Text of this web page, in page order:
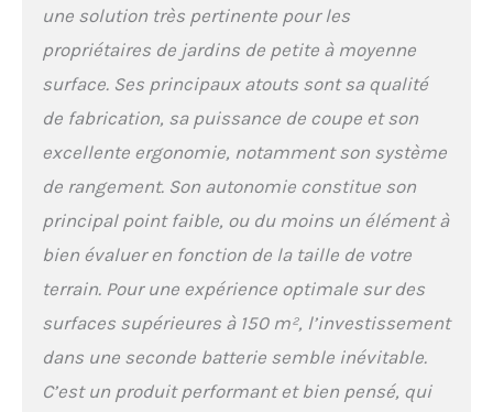
Parfaite pour les petits
jardins urbains ou les
zones étroites à
entretenir
3 ans (2 + 1 offert)
sous réserve
30 jours sur worx-
europe.com
une solution très pertinente pour les
propriétaires de jardins de petite à moyenne
surface. Ses principaux atouts sont sa qualité
de fabrication, sa puissance de coupe et son
excellente ergonomie, notamment son système
de rangement. Son autonomie constitue son
principal point faible, ou du moins un élément à
bien évaluer en fonction de la taille de votre
terrain. Pour une expérience optimale sur des
surfaces supérieures à 150 m², l’investissement
dans une seconde batterie semble inévitable.
C’est un produit performant et bien pensé, qui